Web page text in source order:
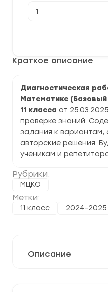
Краткое описание
Диагностическая
Математике
11 класса от
проверке знаний.
задания к
авторские решения.
ученикам и
Рубрики:
МЦКО
Метки:
11 класс 2024-2025
товара
Математике
класс
задания
и
ответы
Описание